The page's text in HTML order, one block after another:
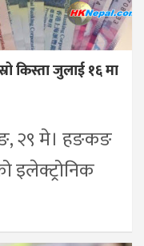
किस्ता जुलाई १६ मा
२९ मे। हङकङ
इलेक्ट्रोनिक